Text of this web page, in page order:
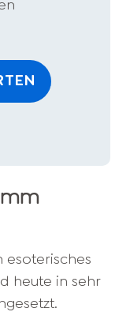
esoterisches
heute in sehr